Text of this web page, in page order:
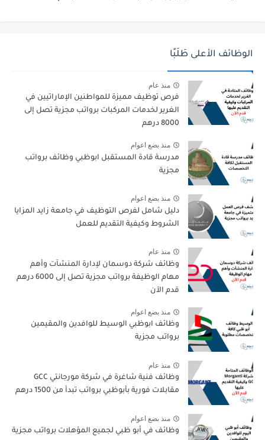
الوظائف الأعلى طَلَبًا
منذ عام
فرص توظيف مميزة للمواطنين الإماراتيين في
الغرير لخدمات المركبات برواتب مجزية تصل إلى
8000 درهم
منذ بضع اعوام
مدرسة قادة المستقبل ابوظبي وظائف برواتب
مجزية
منذ بضع اعوام
دليل شامل لفرص التوظيف في جامعة زايد المزايا
الشروط وكيفية التقديم للعمل
منذ عام
وظائف شركة دوسمان لإدارة المنشآت وأهم
مهام الوظيفة برواتب مجزية تصل إلى 6000 درهم
قدم الآن
منذ بضع اعوام
وظائف ابوظبي الوسيط للوافدين والمقيمين
برواتب مجزية
منذ عام
وظائف فنية شاغرة في شركة مورجانتي GCC
مقابلات فورية بأبوظبي برواتب تبدأ من 1500 درهم
منذ بضع اعوام
وظائف في أبو ظبي لجميع المؤهلات برواتب مجزية